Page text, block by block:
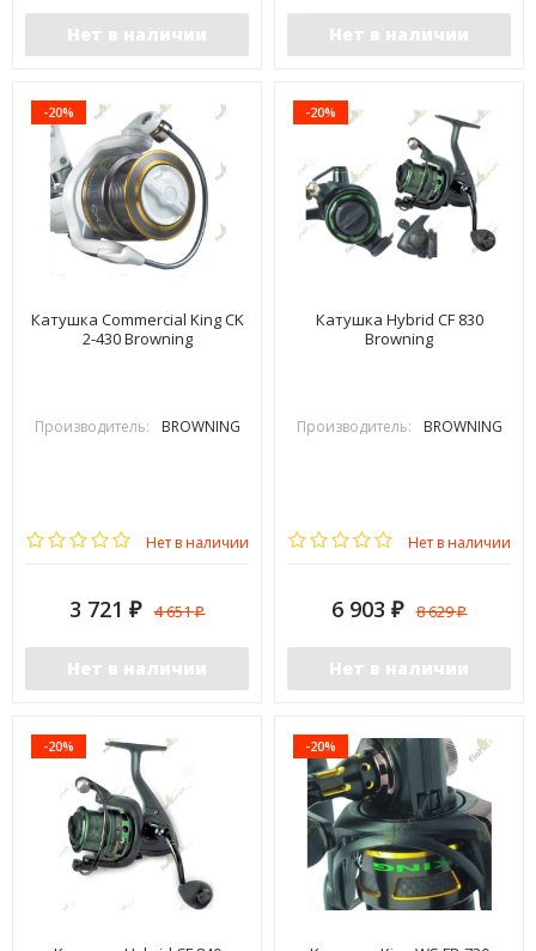
Нет в наличии Нет в наличии
-20%
Катушка Commercial King CK
2-430 Browning
Производитель: BROWNING
Нет в наличии
3 721 ₽ 4 651₽
Нет в наличии
-20%
Катушка Hybrid CF 830
Browning
Производитель: BROWNING
Нет в наличии
6 903 ₽ 8 629₽
Нет в наличии
-20% -20%